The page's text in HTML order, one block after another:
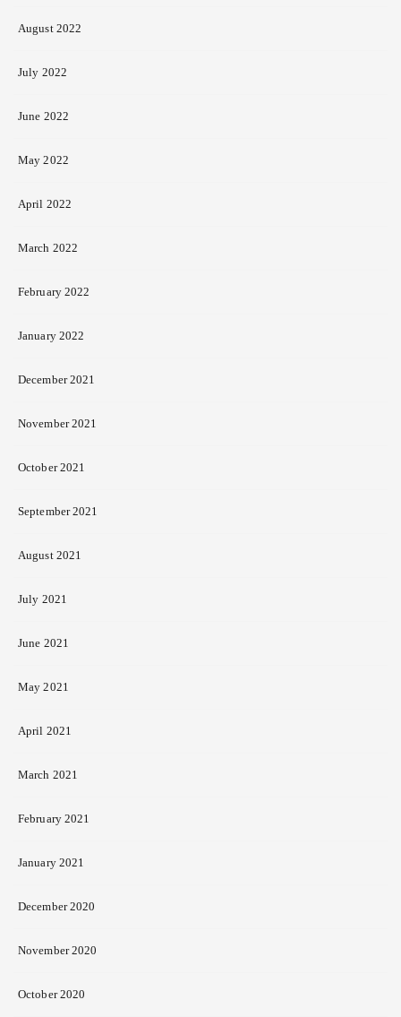
August 2022
July 2022
June 2022
May 2022
April 2022
March 2022
February 2022
January 2022
December 2021
November 2021
October 2021
September 2021
August 2021
July 2021
June 2021
May 2021
April 2021
March 2021
February 2021
January 2021
December 2020
November 2020
October 2020